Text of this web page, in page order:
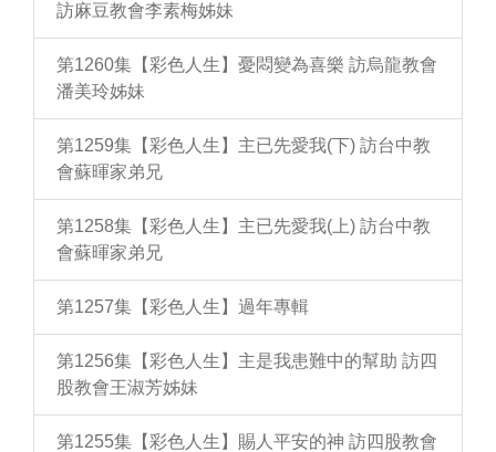
訪麻豆教會李素梅姊妹
第1260集【彩色人生】憂悶變為喜樂 訪烏龍教會
潘美玲姊妹
第1259集【彩色人生】主已先愛我(下) 訪台中教
會蘇暉家弟兄
第1258集【彩色人生】主已先愛我(上) 訪台中教
會蘇暉家弟兄
第1257集【彩色人生】過年專輯
第1256集【彩色人生】主是我患難中的幫助 訪四
股教會王淑芳姊妹
第1255集【彩色人生】賜人平安的神 訪四股教會